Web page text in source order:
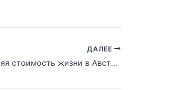
ДАЛЕЕ
Средняя стоимость жизни в Австрии по городам